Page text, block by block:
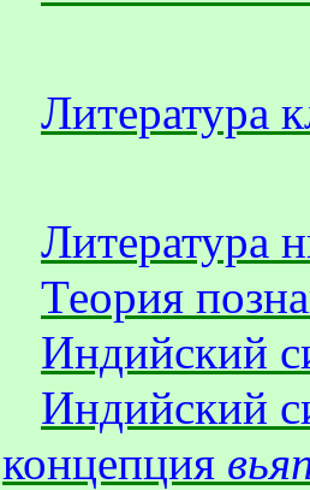
Литература
Литература
Теория
Индийский
Индийский
концепция